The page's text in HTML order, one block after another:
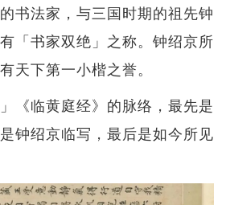
书法家，与三国时期的祖先钟
「书家双绝」之称。钟绍京所
天下第一小楷之誉。
《临黄庭经》的脉络，最先是
钟绍京临写，最后是如今所见